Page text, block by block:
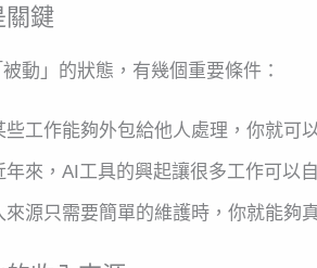
關鍵
動」的狀態，有幾個重要條件：
些工作能夠外包給他人處理，你就可
年來，AI工具的興起讓很多工作可以
源只需要簡單的維護時，你就能夠